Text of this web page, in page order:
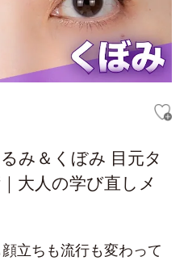
み＆くぼみ 目元タ
大人の学び直しメ
立ちも流行も変わって